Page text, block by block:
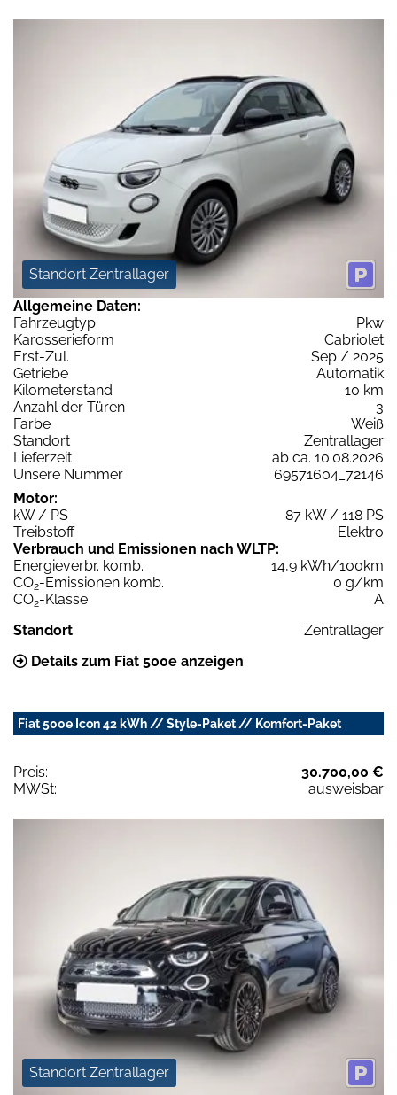
Standort Zentrallager
Allgemeine Daten:
Fahrzeugtyp
Pkw
Karosserieform
Cabriolet
Erst-Zul.
Sep / 2025
Getriebe
Automatik
Kilometerstand
10 km
Anzahl der Türen
3
Farbe
Weiß
Standort
Zentrallager
Lieferzeit
ab ca. 10.08.2026
Unsere Nummer
69571604_72146
Motor:
kW / PS
87 kW / 118 PS
Treibstoff
Elektro
Verbrauch und Emissionen nach WLTP:
Energieverbr. komb.
14,9 kWh/100km
CO2-Emissionen komb.
0 g/km
CO2-Klasse
A
Standort
Zentrallager
Details zum Fiat 500e anzeigen
Fiat 500e Icon 42 kWh // Style-Paket // Komfort-Paket
Preis:
30.700,00 €
MWSt:
ausweisbar
Standort Zentrallager